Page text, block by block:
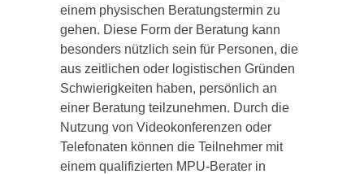
einem physischen Beratungstermin zu
gehen. Diese Form der Beratung kann
besonders nützlich sein für Personen, die
aus zeitlichen oder logistischen Gründen
Schwierigkeiten haben, persönlich an
einer Beratung teilzunehmen. Durch die
Nutzung von Videokonferenzen oder
Telefonaten können die Teilnehmer mit
einem qualifizierten MPU-Berater in